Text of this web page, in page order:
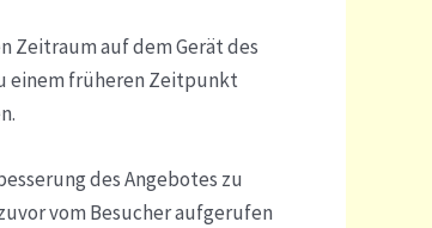
Zeitraum auf dem Gerät des
einem früheren Zeitpunkt
des Angebotes zu
vom Besucher aufgerufen